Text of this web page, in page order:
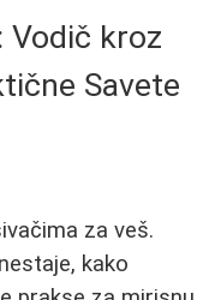
Vodič kroz
Savete
za veš.
kako